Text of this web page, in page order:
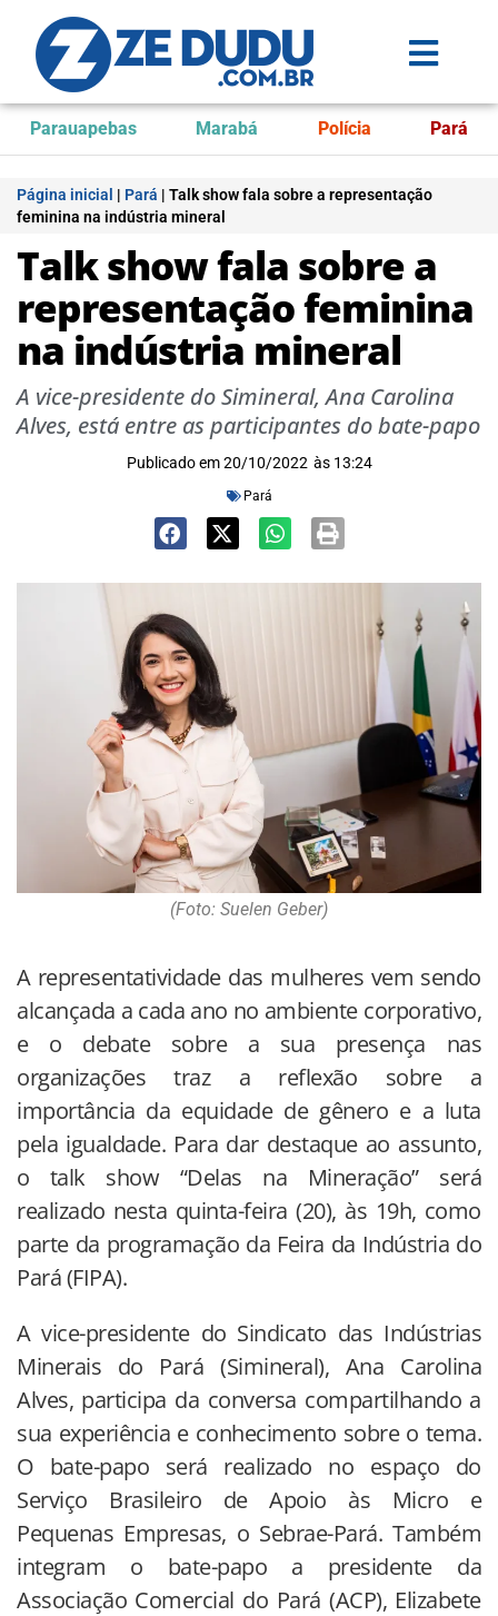
Parauapebas Marabá Polícia Pará
Página inicial | Pará | Talk show fala sobre a representação
feminina na indústria mineral
Talk show fala sobre a
representação feminina
na indústria mineral
A vice-presidente do Simineral, Ana Carolina
Alves, está entre as participantes do bate-papo
Publicado em 20/10/2022 às 13:24
Pará
(Foto: Suelen Geber)
A representatividade das mulheres vem sendo
alcançada a cada ano no ambiente corporativo,
e o debate sobre a sua presença nas
organizações traz a reflexão sobre a
importância da equidade de gênero e a luta
pela igualdade. Para dar destaque ao assunto,
o talk show “Delas na Mineração” será
realizado nesta quinta-feira (20), às 19h, como
parte da programação da Feira da Indústria do
Pará (FIPA).
A vice-presidente do Sindicato das Indústrias
Minerais do Pará (Simineral), Ana Carolina
Alves, participa da conversa compartilhando a
sua experiência e conhecimento sobre o tema.
O bate-papo será realizado no espaço do
Serviço Brasileiro de Apoio às Micro e
Pequenas Empresas, o Sebrae-Pará. Também
integram o bate-papo a presidente da
Associação Comercial do Pará (ACP), Elizabete